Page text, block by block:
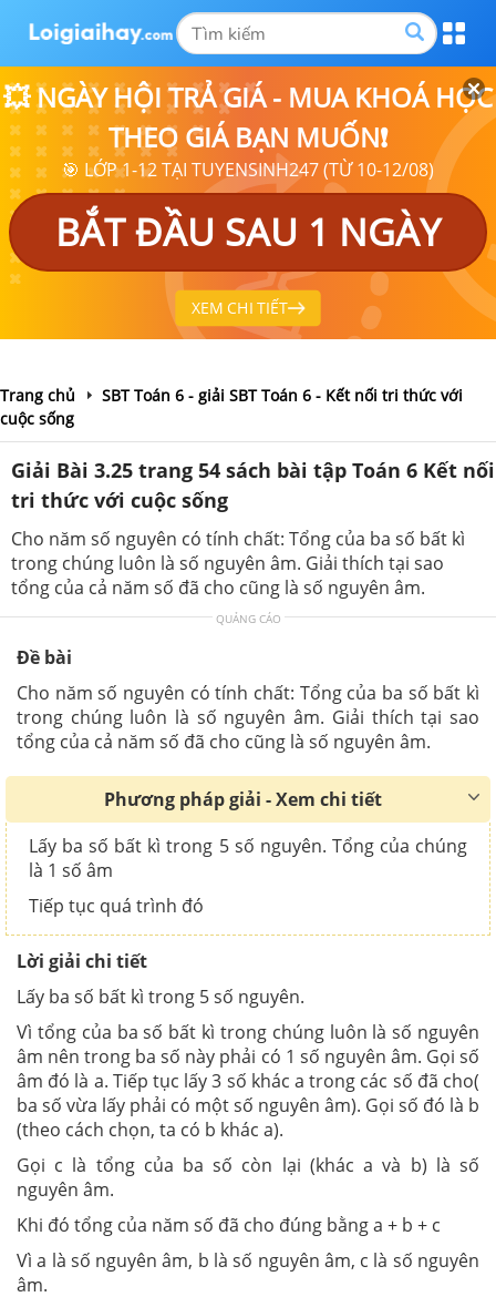
💥 NGÀY HỘI TRẢ GIÁ - MUA KHOÁ HỌC
THEO GIÁ BẠN MUỐN❗
🎯 LỚP 1-12 TẠI TUYENSINH247 (TỪ 10-12/08)
BẮT ĐẦU SAU 1 NGÀY
XEM CHI TIẾT
Trang chủ
SBT Toán 6 - giải SBT Toán 6 - Kết nối tri thức với
cuộc sống
Giải Bài 3.25 trang 54 sách bài tập Toán 6 Kết nối
tri thức với cuộc sống
Cho năm số nguyên có tính chất: Tổng của ba số bất kì
trong chúng luôn là số nguyên âm. Giải thích tại sao
tổng của cả năm số đã cho cũng là số nguyên âm.
QUẢNG CÁO
Đề bài
Cho năm số nguyên có tính chất: Tổng của ba số bất kì
trong chúng luôn là số nguyên âm. Giải thích tại sao
tổng của cả năm số đã cho cũng là số nguyên âm.
Phương pháp giải - Xem chi tiết
Lấy ba số bất kì trong 5 số nguyên. Tổng của chúng
là 1 số âm
Tiếp tục quá trình đó
Lời giải chi tiết
Lấy ba số bất kì trong 5 số nguyên.
Vì tổng của ba số bất kì trong chúng luôn là số nguyên
âm nên trong ba số này phải có 1 số nguyên âm. Gọi số
âm đó là a. Tiếp tục lấy 3 số khác a trong các số đã cho(
ba số vừa lấy phải có một số nguyên âm). Gọi số đó là b
(theo cách chọn, ta có b khác a).
Gọi c là tổng của ba số còn lại (khác a và b) là số
nguyên âm.
Khi đó tổng của năm số đã cho đúng bằng a + b + c
Vì a là số nguyên âm, b là số nguyên âm, c là số nguyên
âm.